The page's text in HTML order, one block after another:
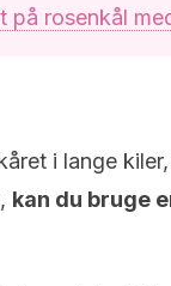
på rosenkål
i lange
kan du bruge